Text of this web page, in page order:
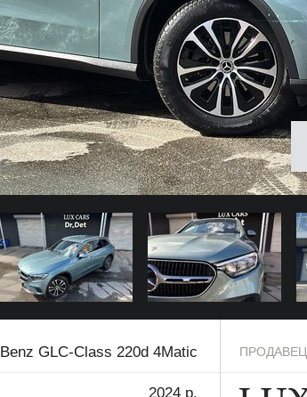
GLC-Class 220d 4Matic
2024 р.